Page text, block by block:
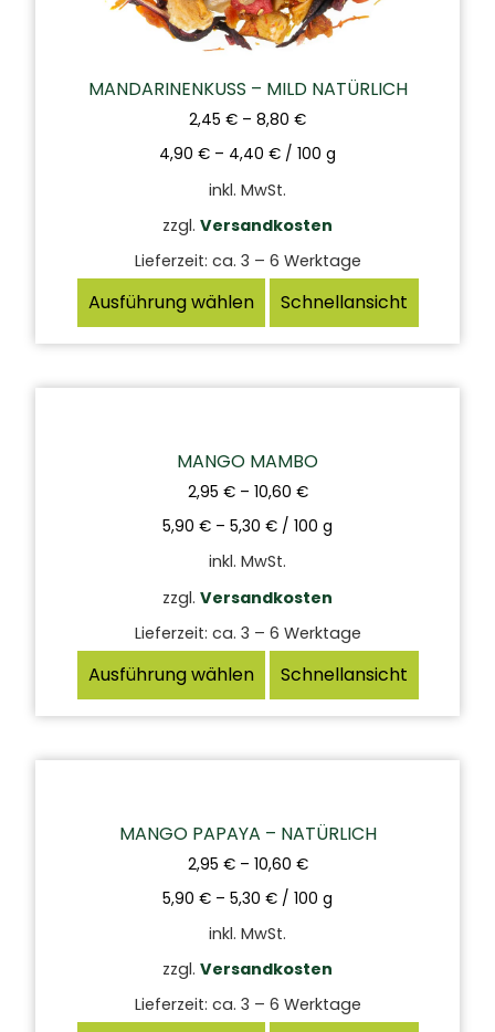
MANDARINENKUSS – MILD NATÜRLICH
2,45 € – 8,80 €
4,90 € – 4,40 € / 100 g
inkl. MwSt.
zzgl. Versandkosten
Lieferzeit: ca. 3 – 6 Werktage
Ausführung wählen Schnellansicht
MANGO MAMBO
2,95 €– 10,60 €
5,90 € – 5,30 € / 100 g
inkl. MwSt.
zzgl. Versandkosten
Lieferzeit: ca. 3 – 6 Werktage
Ausführung wählen Schnellansicht
MANGO PAPAYA – NATÜRLICH
2,95 €– 10,60 €
5,90 € – 5,30 € / 100 g
inkl. MwSt.
zzgl. Versandkosten
Lieferzeit: ca. 3 – 6 Werktage